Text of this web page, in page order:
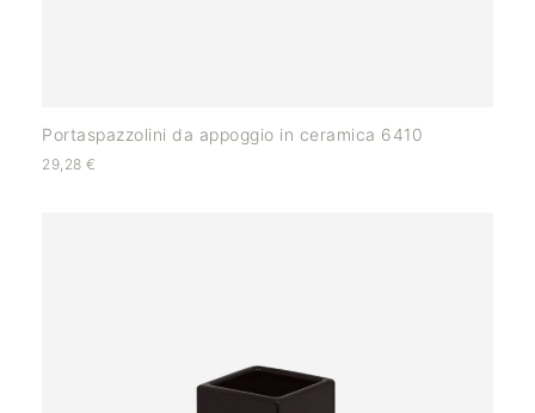
Portaspazzolini da appoggio in ceramica 6410
29,28 €